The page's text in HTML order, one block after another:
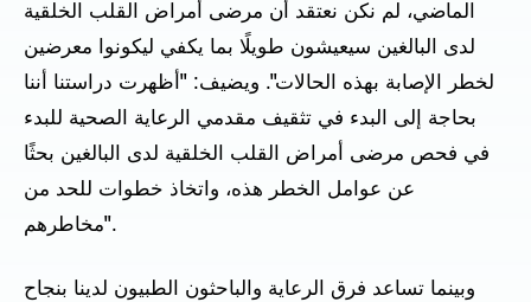
الماضي، لم نكن نعتقد أن مرضى أمراض القلب الخلقية
لدى البالغين سيعيشون طويلًا بما يكفي ليكونوا معرضين
لخطر الإصابة بهذه الحالات". ويضيف: "أظهرت دراستنا أننا
بحاجة إلى البدء في تثقيف مقدمي الرعاية الصحية للبدء
في فحص مرضى أمراض القلب الخلقية لدى البالغين بحثًا
عن عوامل الخطر هذه، واتخاذ خطوات للحد من
مخاطرهم".
وبينما تساعد فرق الرعاية والباحثون الطبيون لدينا بنجاح